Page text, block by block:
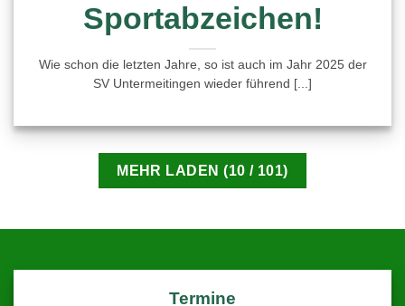
Sportabzeichen!
Wie schon die letzten Jahre, so ist auch im Jahr 2025 der
SV Untermeitingen wieder führend [...]
MEHR LADEN(10 / 101)
Termine